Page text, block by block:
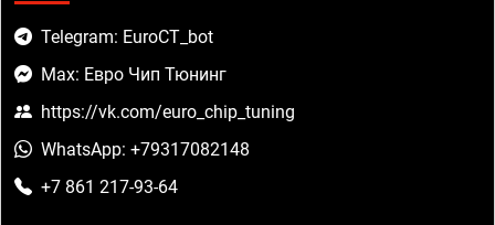
Telegram: EuroCT_bot
Max: Евро Чип Тюнинг
https://vk.com/euro_chip_tuning
WhatsApp: +79317082148
+7 861 217-93-64